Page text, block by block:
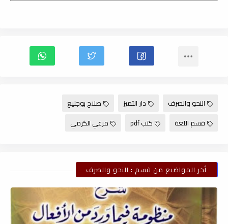
النحو والصرف دار التميز
صلاح بوجليع
قسم اللغة
كتب pdf مرعي الكرمي
أخر المواضيع من قسم : النحو والصرف